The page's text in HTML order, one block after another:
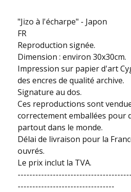
"Jizo à l'écharpe" - Japon
FR
Reproduction signée.
Dimension : environ 30x30cm.
Impression sur papier d'art
des encres de qualité archive.
Signature au dos.
Ces reproductions sont
correctement emballées pour
partout dans le monde.
Délai de livraison pour la
ouvrés.
Le prix inclut la TVA.
---------------------------------